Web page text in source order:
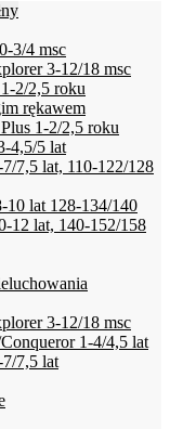
3/4 msc
3-12/18 msc
2/2,5 roku
rękawem
1-2/2,5 roku
4,5/5 lat
7,5 lat, 110-122/128
10 lat 128-134/140
12 lat, 140-152/158
3-12/18 msc
1-4/4,5 lat
7,5 lat